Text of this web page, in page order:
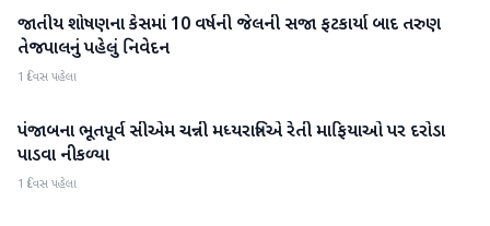
રાજકારણ
જાતીય શોષણના કેસમાં 10 વર્ષની જેલની સજા ફટકાર્યા બાદ તરુણ
તેજપાલનું પહેલું નિવેદન
1 દિવસ પહેલા
રાજકારણ
પંજાબના ભૂતપૂર્વ સીએમ ચન્ની મધ્યરાત્રિએ રેતી માફિયાઓ પર દરોડા
પાડવા નીકળ્યા
1 દિવસ પહેલા